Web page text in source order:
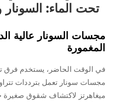
تحت الماء:
مجسات السونار عالية
المغمورة
في الوقت الحاضر، يستخدم فرق